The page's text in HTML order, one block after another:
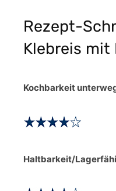
Rezept-
Klebreis mit
Kochbarkeit
Haltbarkeit/